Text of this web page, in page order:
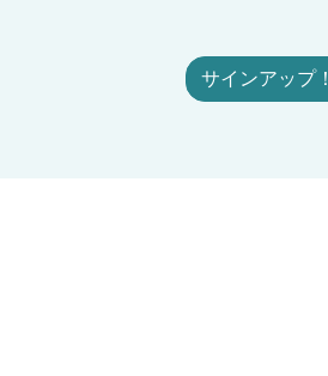
サインアップ！